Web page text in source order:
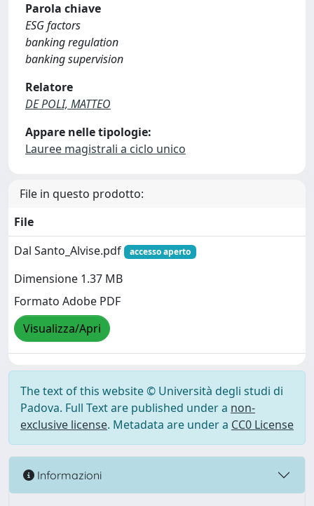
Parola chiave
ESG factors
banking regulation
banking supervision
Relatore
DE POLI, MATTEO
Appare nelle tipologie:
Lauree magistrali a ciclo unico
File in questo prodotto:
File
Dal Santo_Alvise.pdf
accesso aperto
Dimensione 1.37 MB
Formato Adobe PDF
Visualizza/Apri
The text of this website © Università degli studi di
Padova. Full Text are published under a non-
exclusive license. Metadata are under a CC0 License
Informazioni